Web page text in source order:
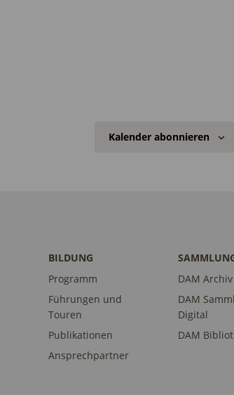
Kalender abonnieren
BILDUNG
Programm
Führungen und
Touren
Publikationen
Ansprechpartner
DAM Archiv
DAM
Digital
DAM